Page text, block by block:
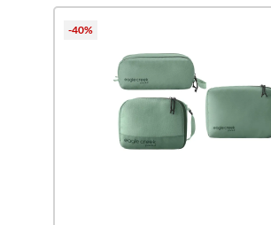
-40%